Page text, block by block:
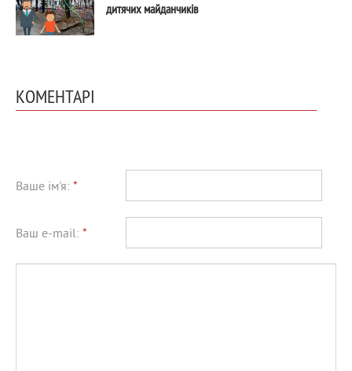
дитячих майданчиків
КОМЕНТАРІ
Ваше ім'я: *
Ваш e-mail: *